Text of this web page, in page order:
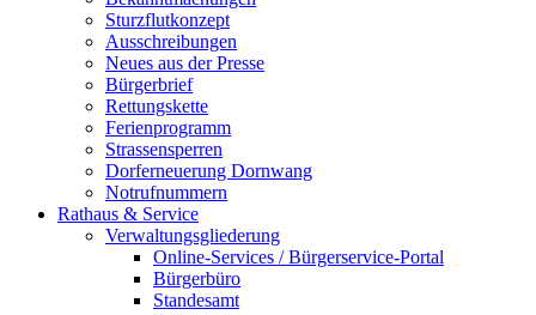
Sturzflutkonzept
Ausschreibungen
Neues aus der Presse
Bürgerbrief
Rettungskette
Ferienprogramm
Strassensperren
Dorferneuerung Dornwang
Notrufnummern
Rathaus & Service
Verwaltungsgliederung
Online-Services / Bürgerservice-Portal
Bürgerbüro
Standesamt